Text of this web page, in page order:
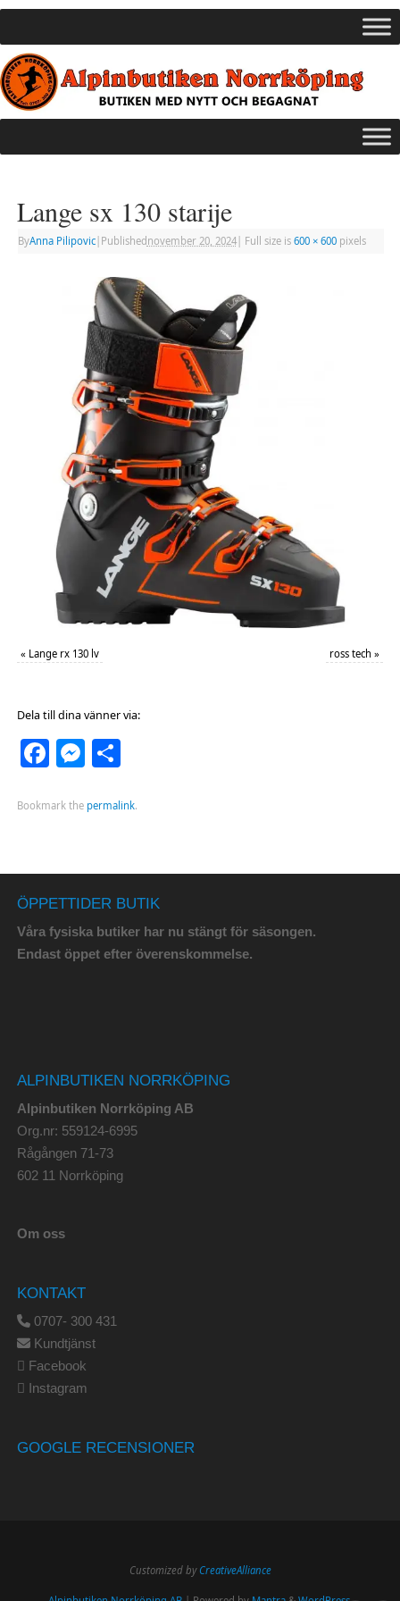
Lange sx 130 starije
ByAnna Pilipovic| Published november 20, 2024| Full size is 600 × 600pixels
« Lange rx 130 lv ross tech »
Dela till dina vänner via:
Facebook
Messenger
Dela
Bookmark the permalink.
ÖPPETTIDER BUTIK
Våra fysiska butiker har nu stängt för säsongen.
Endast öppet efter överenskommelse.
ALPINBUTIKEN NORRKÖPING
Alpinbutiken Norrköping AB
Org.nr: 559124-6995
Rågången 71-73
602 11 Norrköping
Om oss
KONTAKT
0707- 300 431
Kundtjänst
Facebook
Instagram
GOOGLE RECENSIONER
Customized byCreativeAlliance